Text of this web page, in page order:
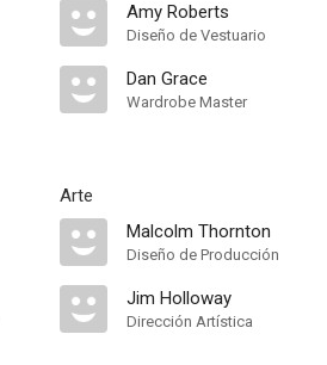
Amy Roberts
Diseño de Vestuario
Dan Grace
Wardrobe Master
Arte
Malcolm Thornton
Diseño de Producción
Jim Holloway
Dirección Artística